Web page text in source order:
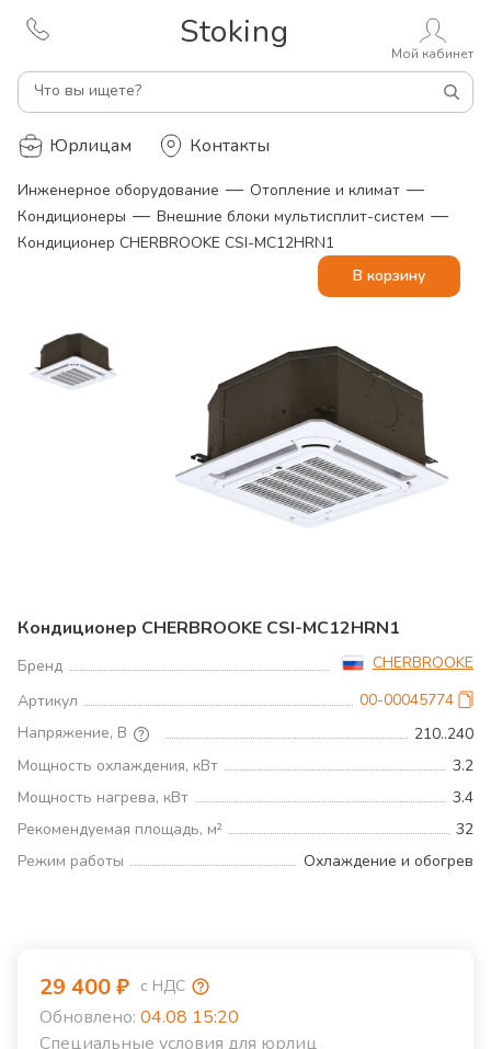
Stoking
Что вы ищете?
Мой кабинет
Юрлицам Контакты
Инженерное оборудование — Отопление и климат —
Кондиционеры — Внешние блоки мультисплит-систем —
Кондиционер CHERBROOKE CSI-MC12HRN1
Кондиционер CHERBROOKE CSI-MC12HRN1
Бренд
CHERBROOKE
Артикул
00-00045774
Напряжение, В
210..240
Мощность охлаждения, кВт
3.2
Мощность нагрева, кВт
3.4
Рекомендуемая площадь, м²
32
Режим работы
Охлаждение и обогрев
29 400₽ с НДС
Обновлено: 04.08 15:20
Специальные условия для юрлиц
В корзину